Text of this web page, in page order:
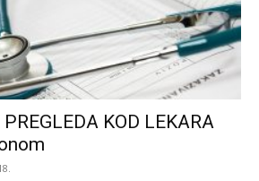
KOD LEKARA